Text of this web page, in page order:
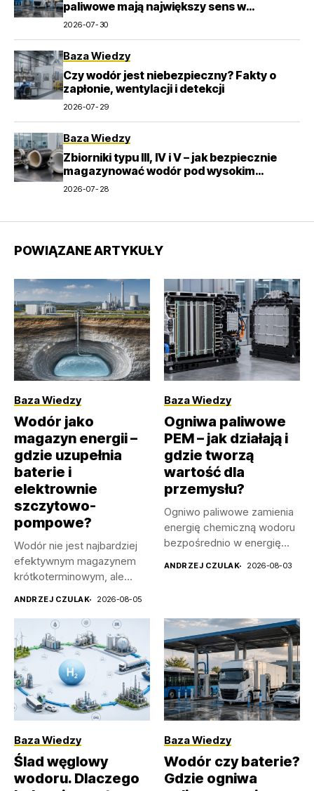
paliwowe mają największy sens w
transporcie
2026-07-30
Baza Wiedzy
Czy wodór jest niebezpieczny? Fakty o
zapłonie, wentylacji i detekcji
2026-07-29
Baza Wiedzy
Zbiorniki typu III, IV i V – jak bezpiecznie
magazynować wodór pod wysokim
ciśnieniem?
2026-07-28
POWIĄZANE ARTYKUŁY
Baza Wiedzy
Wodór jako
magazyn energii –
gdzie uzupełnia
baterie i
elektrownie
szczytowo-
pompowe?
Wodór nie jest najbardziej
efektywnym magazynem
krótkoterminowym, ale
ANDRZEJ CZULAK 2026-08-05
Baza Wiedzy
Ogniwa paliwowe
PEM – jak działają i
gdzie tworzą
wartość dla
przemysłu?
Ogniwo paliwowe zamienia
energię chemiczną wodoru
bezpośrednio w energię
ANDRZEJ CZULAK 2026-08-03
Baza Wiedzy
Ślad węglowy
wodoru. Dlaczego
Baza Wiedzy
Wodór czy baterie?
Gdzie ogniwa